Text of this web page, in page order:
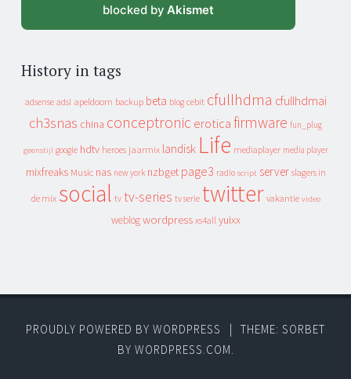
blocked by Akismet
History in tags
adsense adsl apeldoorn backup beta blog cebit cfullhdma cfullhdmai
ch3snas china conceptronic erotica firmware fun_plug
geenstijl google hdtv heroes jaarmix landisk Life mediaplayer media player
mixfreaks Music nas new york nzbget page3 radio script server slagers in
de mix social tv tv-series tv serie twitter vakantie video
weblog wordpress xs4all yuixx
PROUDLY POWERED BY WORDPRESS
THEME: SORBET
BY WORDPRESS.COM.